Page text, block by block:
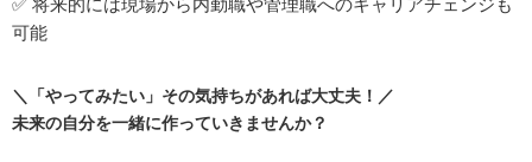
✅ 将来的には現場から内勤職や管理職へのキャリアチェンジも
可能
＼「やってみたい」その気持ちがあれば大丈夫！／
未来の自分を一緒に作っていきませんか？